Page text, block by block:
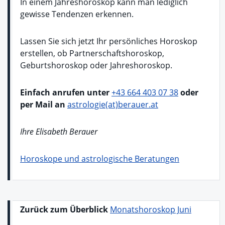
gewisse Tendenzen erkennen.
Lassen Sie sich jetzt Ihr persönliches Horoskop
erstellen, ob Partnerschaftshoroskop,
Geburtshoroskop oder Jahreshoroskop.
Einfach anrufen unter+43 664 403 07 38oder
per Mail an astrologie(at)berauer.at
Ihre Elisabeth Berauer
Horoskope und astrologische Beratungen
Zurück zum Überblick Monatshoroskop Juni